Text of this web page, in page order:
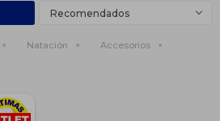
Recomendados
Natación
Accesorios